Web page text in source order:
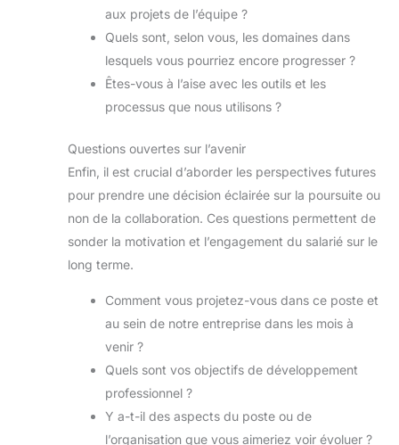
aux projets de l’équipe ?
Quels sont, selon vous, les domaines dans
lesquels vous pourriez encore progresser ?
Êtes-vous à l’aise avec les outils et les
processus que nous utilisons ?
Questions ouvertes sur l’avenir
Enfin, il est crucial d’aborder les perspectives futures
pour prendre une décision éclairée sur la poursuite ou
non de la collaboration. Ces questions permettent de
sonder la motivation et l’engagement du salarié sur le
long terme.
Comment vous projetez-vous dans ce poste et
au sein de notre entreprise dans les mois à
venir ?
Quels sont vos objectifs de développement
professionnel ?
Y a-t-il des aspects du poste ou de
l’organisation que vous aimeriez voir évoluer ?